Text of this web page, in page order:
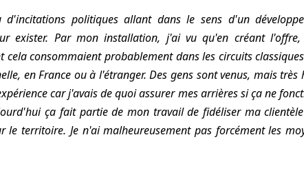
d'incitations politiques allant dans le sens d'un
exister. Par mon installation, j'ai vu qu'en créant
consommaient probablement dans les circuits
en France ou à l'étranger. Des gens sont venus, mais
car j'avais de quoi assurer mes arrières si ça ne
ça fait partie de mon travail de fidéliser ma
le territoire. Je n'ai malheureusement pas forcément les